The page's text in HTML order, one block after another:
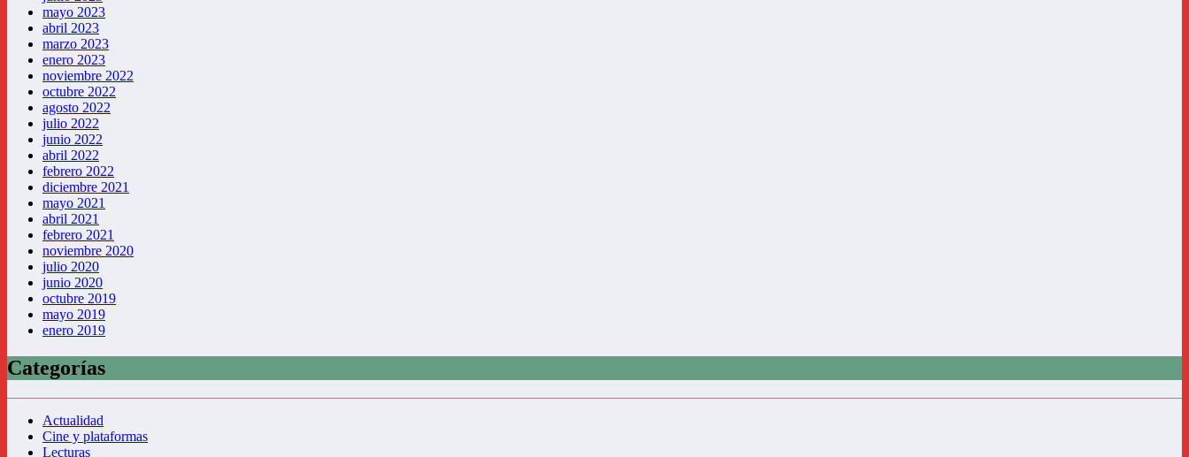
mayo 2023
abril 2023
marzo 2023
enero 2023
noviembre 2022
octubre 2022
agosto 2022
julio 2022
junio 2022
abril 2022
febrero 2022
diciembre 2021
mayo 2021
abril 2021
febrero 2021
noviembre 2020
julio 2020
junio 2020
octubre 2019
mayo 2019
enero 2019
Categorías
Actualidad
Cine y plataformas
Lecturas